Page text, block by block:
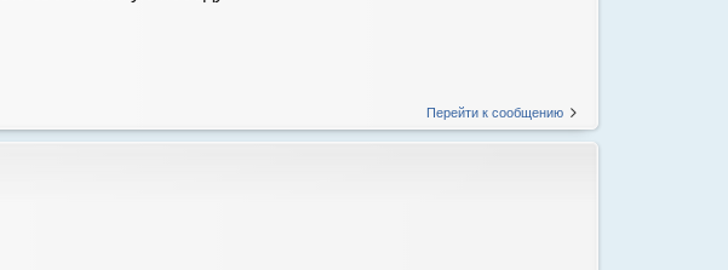
Перейти к сообщению